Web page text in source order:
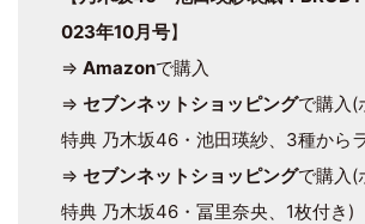
023年10月号】
⇒ Amazonで購入
⇒ セブンネットショッピングで購入(
特典 乃木坂46・池田瑛紗、3種から
⇒ セブンネットショッピングで購入(
特典 乃木坂46・冨里奈央、1枚付き)